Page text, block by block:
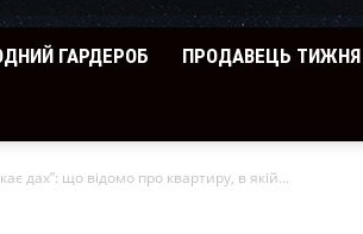
ГАРДЕРОБ ПРОДАВЕЦЬ ТИЖНЯ
дах”: що відомо про квартиру, в якій...